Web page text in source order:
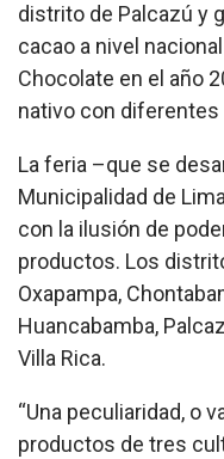
distrito de Palcazú y
cacao a nivel
Chocolate en el año
nativo con
La feria –que se
Municipalidad de
con la ilusión de
productos. Los
Oxapampa,
Huancabamba,
Villa Rica.
“Una peculiaridad, o
productos de tres